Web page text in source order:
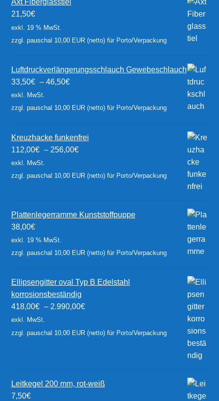
Axt Fiberglasstiel
21,50€
exkl. 19 % MwSt.
zzgl. pauschal 10,00 EUR (netto) für Porto/Verpackung
Luftdruckverlängerungsschlauch Gewebeschlauch
33,50€ – 46,50€
exkl. MwSt.
zzgl. pauschal 10,00 EUR (netto) für Porto/Verpackung
Kreuzhacke funkenfrei
112,00€ – 256,00€
exkl. MwSt.
zzgl. pauschal 10,00 EUR (netto) für Porto/Verpackung
Plattenlegerramme Kunststoffpuppe
38,00€
exkl. 19 % MwSt.
zzgl. pauschal 10,00 EUR (netto) für Porto/Verpackung
Ellipsengitter oval Typ B Edelstahl
korrosionsbeständig
418,00€ – 2.990,00€
exkl. MwSt.
zzgl. pauschal 10,00 EUR (netto) für Porto/Verpackung
Leitkegel 200 mm, rot-weiß
7,50€